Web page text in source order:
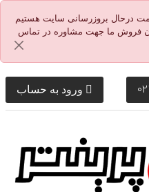
درحال بروزرسانی سایت هستیم
فروش ما جهت مشاوره در تماس
ورود به حساب